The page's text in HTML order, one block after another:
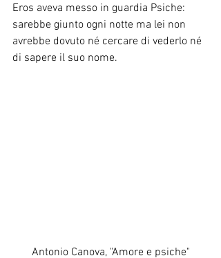
Eros aveva messo in guardia Psiche:
sarebbe giunto ogni notte ma lei non
avrebbe dovuto né cercare di vederlo né
di sapere il suo nome.
Antonio Canova, "Amore e psiche"